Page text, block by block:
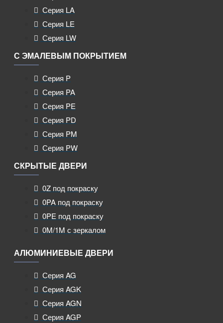
Серия LA
Серия LE
Серия LW
С ЭМАЛЕВЫМ ПОКРЫТИЕМ
Серия P
Серия PA
Серия PE
Серия PD
Серия PM
Серия PW
СКРЫТЫЕ ДВЕРИ
0Z под покраску
0PA под покраску
0PE под покраску
0M/1M с зеркалом
АЛЮМИНИЕВЫЕ ДВЕРИ
Серия AG
Серия AGK
Серия AGN
Серия AGP